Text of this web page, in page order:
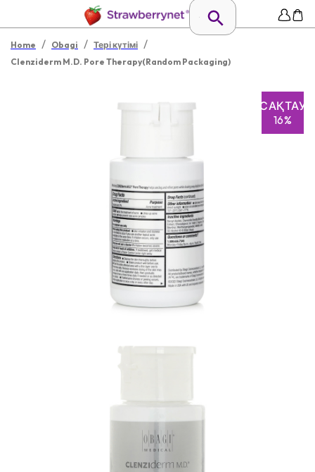
Home / Obagi / Тері күтімі /
Clenziderm M.D. Pore Therapy(Random Packaging)
САҚТАУ
16%